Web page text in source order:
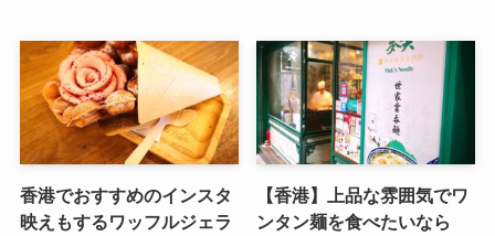
香港でおすすめのインスタ
映えもするワッフルジェラ
【香港】上品な雰囲気でワ
ンタン麺を食べたいなら